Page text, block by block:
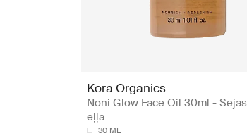
Kora Organics
Noni Glow Face Oil 30ml - Sejas
eļļa
30 ML